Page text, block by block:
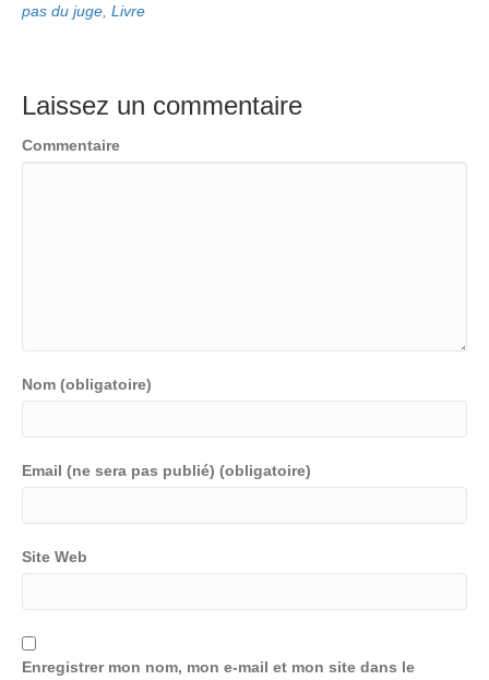
pas du juge Livre
Laissez un commentaire
Commentaire
Nom (obligatoire)
Email (ne sera pas publié) (obligatoire)
Site Web
Enregistrer mon nom, mon e-mail et mon site dans le